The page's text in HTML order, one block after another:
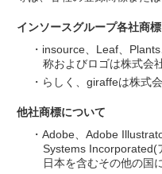
インソースグループ各社商
・insource、Leaf、
称およびロゴは株式会
・らしく、giraffeは株式
他社商標について
・Adobe、Adobe
Systems Incorporated(
日本を含むその他の国